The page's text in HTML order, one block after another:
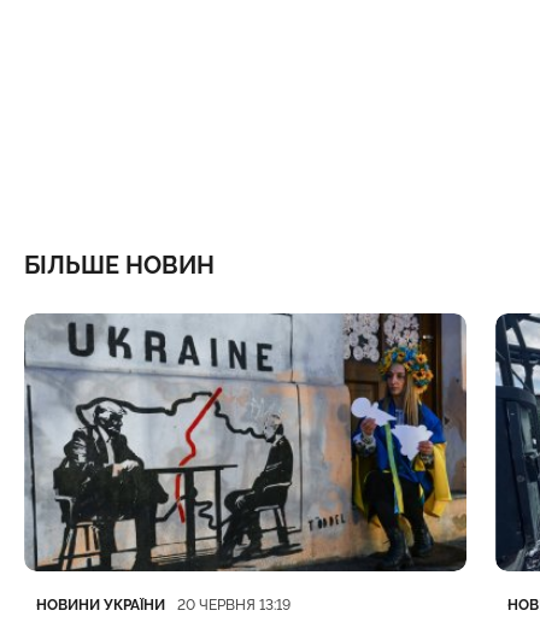
БІЛЬШЕ НОВИН
Категорія
НОВИНИ УКРАЇНИ
Дата публікації 20 ЧЕРВНЯ 13:19